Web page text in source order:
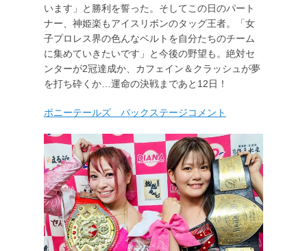
います」と勝利を誓った。そしてこの日のパート
ナー、神姫楽もアイスリボンのタッグ王者。「女
子プロレス界の色んなベルトを自分たちのチーム
に集めていきたいです」と今後の野望も。絶対セ
ンターが2冠達成か、カフェイン＆クラッシュが夢
を打ち砕くか…運命の決戦まであと12日！
ポニーテールズ バックステージコメント